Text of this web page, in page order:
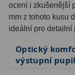
Optické hledáčky
Red Dot hledáčky
Sluneční hledáčky
Úchyty a držáky
ocení i zkušenější
mm z tohoto kusu
ideální pro detailní
Optický
výstupní